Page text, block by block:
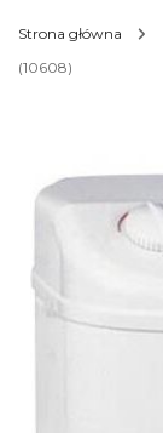
Strona główna
(10608)